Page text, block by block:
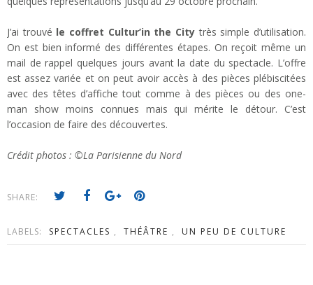
J’ai trouvé le coffret Cultur’in the City très simple d’utilisation.
On est bien informé des différentes étapes. On reçoit même un
mail de rappel quelques jours avant la date du spectacle. L’offre
est assez variée et on peut avoir accès à des pièces plébiscitées
avec des têtes d’affiche tout comme à des pièces ou des one-
man show moins connues mais qui mérite le détour. C’est
l’occasion de faire des découvertes.
Crédit photos : ©La Parisienne du Nord
SHARE:
LABELS: SPECTACLES , THÉÂTRE , UN PEU DE CULTURE